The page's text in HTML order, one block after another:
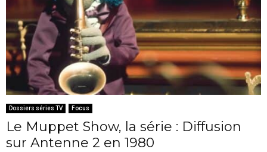
Dossiers séries TV Focus
Le Muppet Show, la série : Diffusion
sur Antenne 2 en 1980